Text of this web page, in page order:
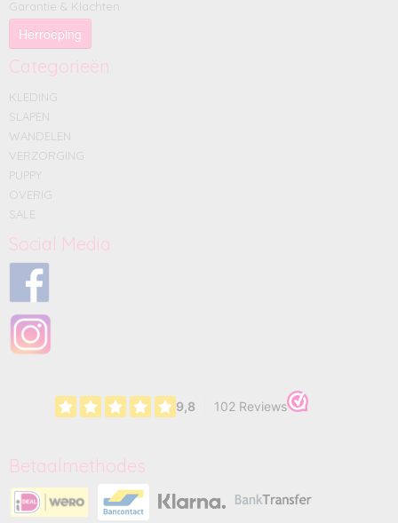
Garantie & Klachten
Herroeping
Categorieën
KLEDING
SLAPEN
WANDELEN
VERZORGING
PUPPY
OVERIG
SALE
Social Media
Betaalmethodes